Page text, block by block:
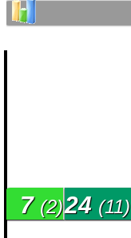
7 (2)24 (11)